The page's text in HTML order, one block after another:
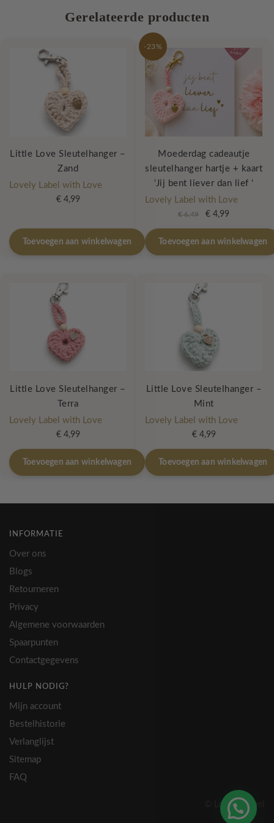
Gerelateerde producten
Little Love Sleutelhanger –
Zand
Lovely Label with Love
€4,99
Toevoegen aan winkelwagen
-23%
Moederdag cadeautje
sleutelhanger hartje + kaart
‘Jij bent liever dan lief ‘
Lovely Label with Love
€6,49
Oorspronkelijke
prijs
was:
€ 6,49.
€ 4,99
prijs
is:
€ 4,99.
Toevoegen aan winkelwagen
Little Love Sleutelhanger –
Terra
Lovely Label with Love
€4,99
Toevoegen aan winkelwagen
Little Love Sleutelhanger –
Mint
Lovely Label with Love
€4,99
Toevoegen aan winkelwagen
INFORMATIE
Over ons
Blogs
Retourneren
Privacy
Algemene voorwaarden
Spaarpunten
Contactgegevens
HULP NODIG?
Mijn account
Bestelhistorie
Verlanglijst
Sitemap
FAQ
© Lovely Label